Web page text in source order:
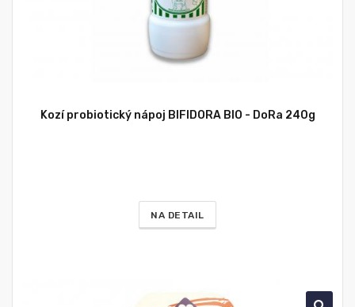
Kozí probiotický nápoj BIFIDORA BIO - DoRa 240g
NA DETAIL